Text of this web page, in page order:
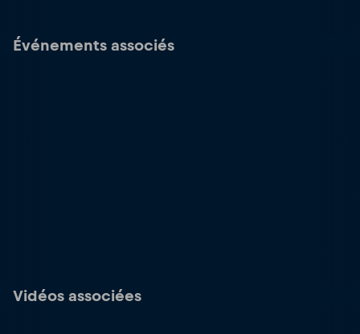
Événements associés
Vidéos associées